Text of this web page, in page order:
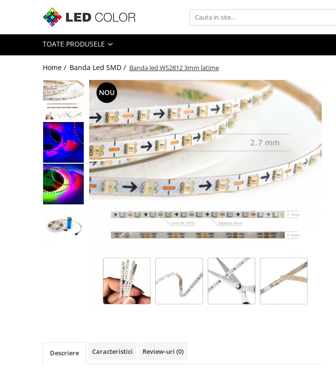
Banda Led COB
Neon Flex Led
Module Led
Surse de Alimentare
Control DMX
Controller Led
Accesorii Led
Cablu Banda Led
Ecrane LED
TOATE PRODUSELE
Home / Banda Led SMD / Banda led WS2812 3mm latime
NOU
Descriere Caracteristici Review-uri (0)